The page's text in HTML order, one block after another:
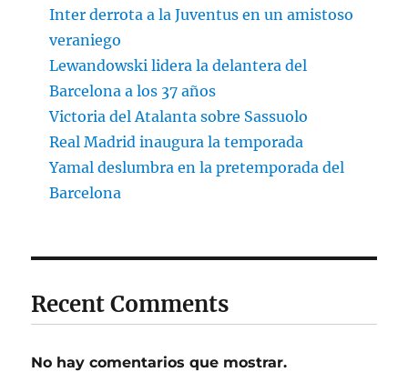
Inter derrota a la Juventus en un amistoso
veraniego
Lewandowski lidera la delantera del
Barcelona a los 37 años
Victoria del Atalanta sobre Sassuolo
Real Madrid inaugura la temporada
Yamal deslumbra en la pretemporada del
Barcelona
Recent Comments
No hay comentarios que mostrar.